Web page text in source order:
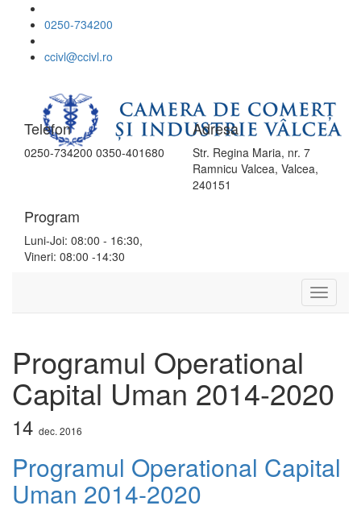
0250-734200
ccivl@ccivl.ro
Telefon
0250-734200 0350-401680
Adresa
Str. Regina Maria, nr. 7
Ramnicu Valcea, Valcea,
240151
Program
Luni-Joi: 08:00 - 16:30,
Vineri: 08:00 -14:30
Toggle
Programul Operational
Capital Uman 2014-2020
14 dec. 2016
Programul Operational Capital
Uman 2014-2020